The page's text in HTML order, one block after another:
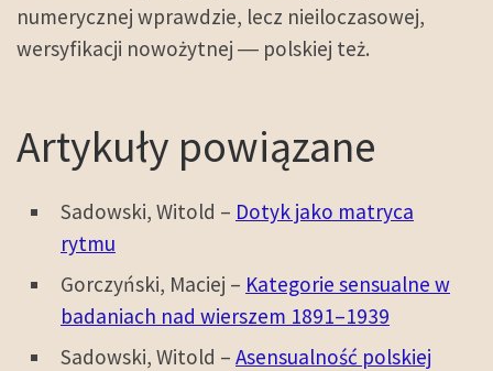
numerycznej wprawdzie, lecz nieiloczasowej,
wersyfikacji nowożytnej ― polskiej też.
Artykuły powiązane
Sadowski, Witold – Dotyk jako matryca
rytmu
Gorczyński, Maciej – Kategorie sensualne w
badaniach nad wierszem 1891–1939
Sadowski, Witold – Asensualność polskiej